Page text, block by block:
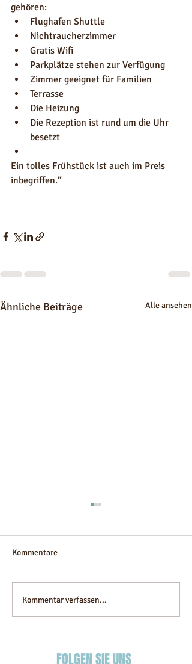
gehören:
Flughafen Shuttle
Nichtraucherzimmer
Gratis Wifi
Parkplätze stehen zur Verfügung
Zimmer geeignet für Familien
Terrasse
Die Heizung
Die Rezeption ist rund um die Uhr
besetzt
Ein tolles Frühstück ist auch im Preis
inbegriffen.“
Ähnliche Beiträge Alle ansehen
Ahlam villa
Kommentare
Kommentar verfassen...
FOLGEN SIE UNS